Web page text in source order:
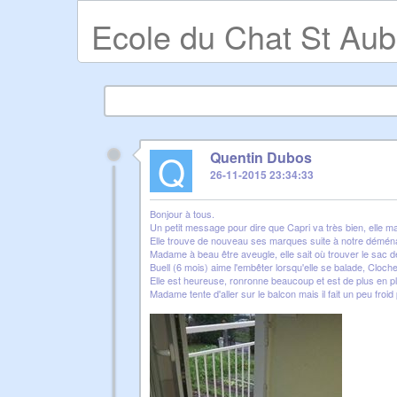
Ecole du Chat St
Q Quentin Dubos
26-11-2015 23:34:33
Bonjour à tous.
Un petit message pour dire que Capri va très bien, elle
Elle trouve de nouveau ses marques suite à notre
Madame à beau être aveugle, elle sait où trouver le sac
Buell (6 mois) aime l'embêter lorsqu'elle se balade,
Elle est heureuse, ronronne beaucoup et est de plus en
Madame tente d'aller sur le balcon mais il fait un peu